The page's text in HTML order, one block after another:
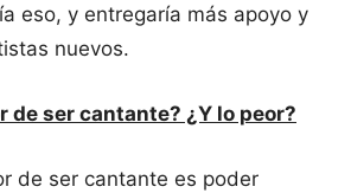
eso, y entregaría más apoyo y
nuevos.
de ser cantante? ¿Y lo peor?
de ser cantante es poder